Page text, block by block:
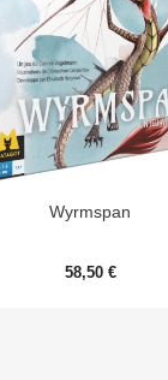
Aperçu rapide
Wyrmspan
58,50 €